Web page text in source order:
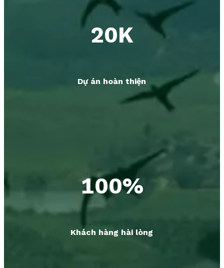
20K
Dự án hoàn thiện
100%
Khách hàng hài lòng